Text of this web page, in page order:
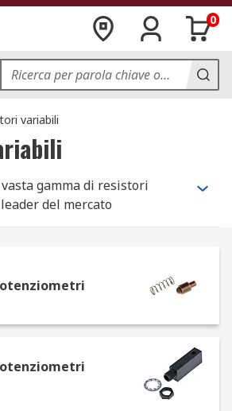
0
variabili
gamma di resistori
del mercato
resistori variabili e come
il flusso di corrente
elettrico. I resistori
utilizzati in numerosi